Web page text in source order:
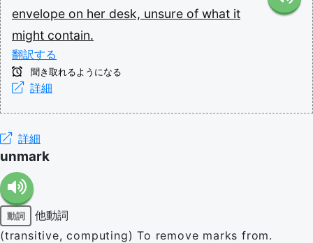
envelope on her desk, unsure of what it
might contain.
翻訳する
聞き取れるようになる
詳細
詳細
unmark
動詞
他動詞
(transitive, computing) To remove marks from.